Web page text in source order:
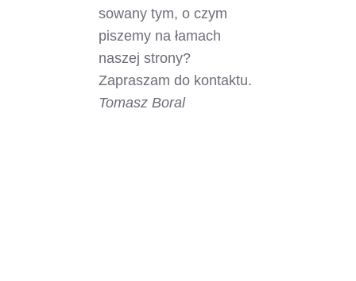
sowany tym, o czym
piszemy na łamach
naszej strony?
Zapraszam do kontaktu.
Tomasz Boral